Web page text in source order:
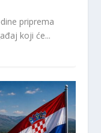
priprema
koji će...